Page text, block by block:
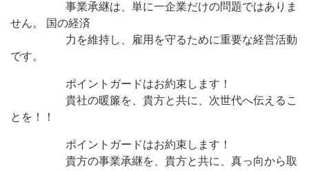
事業承継は、単に一企業だけの問題ではありま
せん。 国の経済
力を維持し、雇用を守るために重要な経営活動
です。
ポイントガードはお約束します！
貴社の暖簾を、貴方と共に、次世代へ伝えるこ
とを！！
ポイントガードはお約束します！
貴方の事業承継を、貴方と共に、真っ向から取